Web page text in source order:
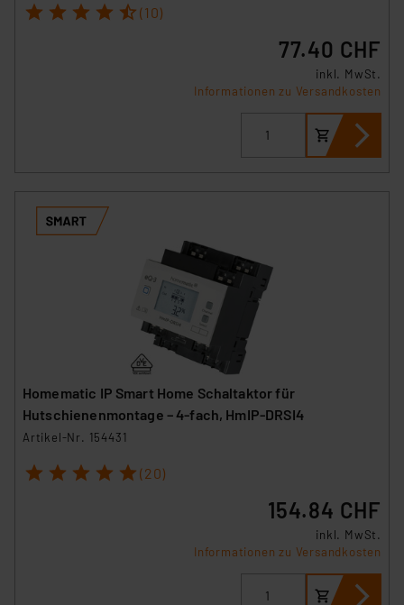
1 2 3 4 5 (10)
77.40 CHF
inkl. MwSt.
Informationen zu Versandkosten
Homematic IP Smart Home Schaltaktor für
Hutschienenmontage – 4-fach, HmIP-DRSI4
Artikel-Nr. 154431
1 2 3 4 5 (20)
154.84 CHF
inkl. MwSt.
Informationen zu Versandkosten